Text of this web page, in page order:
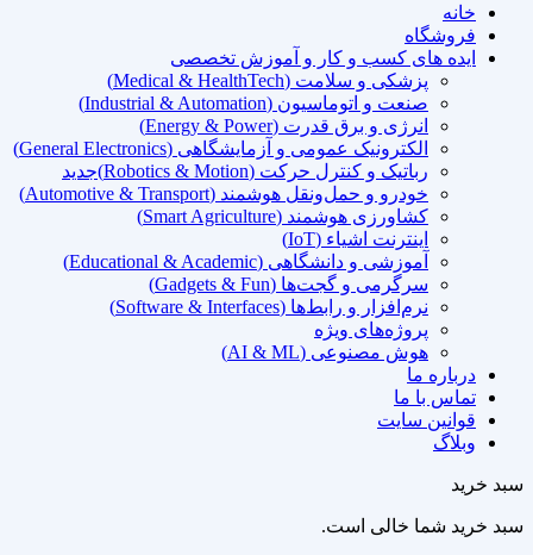
خانه
فروشگاه
ایده های کسب و کار و آموزش تخصصی
پزشکی و سلامت (Medical & HealthTech)
صنعت و اتوماسیون (Industrial & Automation)
انرژی و برق قدرت (Energy & Power)
الکترونیک عمومی و آزمایشگاهی (General Electronics)
رباتیک و کنترل حرکت (Robotics & Motion)
جدید
خودرو و حمل‌ونقل هوشمند (Automotive & Transport)
کشاورزی هوشمند (Smart Agriculture)
اینترنت اشیاء (IoT)
آموزشی و دانشگاهی (Educational & Academic)
سرگرمی و گجت‌ها (Gadgets & Fun)
نرم‌افزار و رابط‌ها (Software & Interfaces)
پروژه‌های ویژه
هوش مصنوعی (AI & ML)
درباره ما
تماس با ما
قوانین سایت
وبلاگ
سبد خرید
سبد خرید شما خالی است.